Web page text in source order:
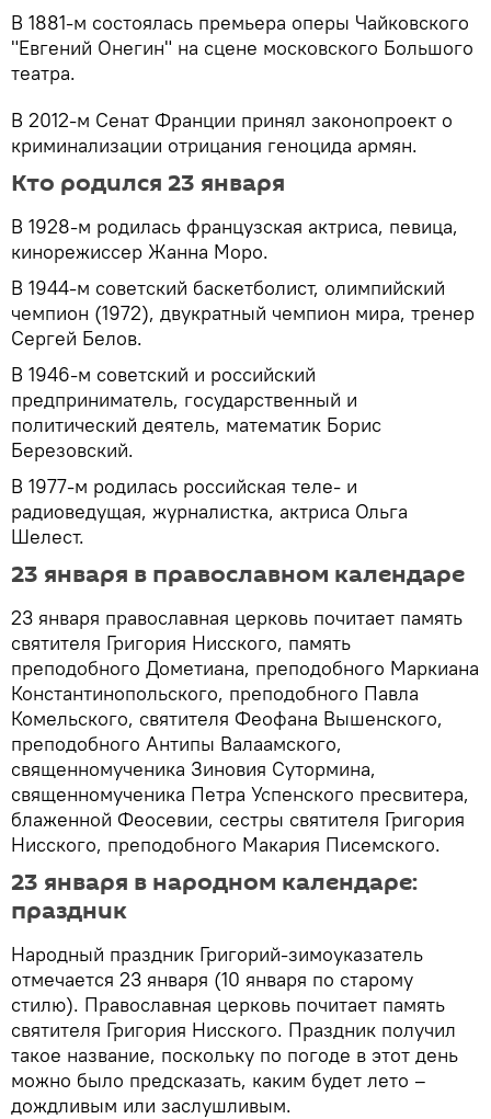
В 1881-м состоялась премьера оперы Чайковского
"Евгений Онегин" на сцене московского Большого
театра.
В 2012-м Сенат Франции принял законопроект о
криминализации отрицания геноцида армян.
Кто родился 23 января
В 1928-м родилась французская актриса, певица,
кинорежиссер Жанна Моро.
В 1944-м советский баскетболист, олимпийский
чемпион (1972), двукратный чемпион мира, тренер
Сергей Белов.
В 1946-м советский и российский
предприниматель, государственный и
политический деятель, математик Борис
Березовский.
В 1977-м родилась российская теле- и
радиоведущая, журналистка, актриса Ольга
Шелест.
23 января в православном календаре
23 января православная церковь почитает память
святителя Григория Нисского, память
преподобного Дометиана, преподобного Маркиана
Константинопольского, преподобного Павла
Комельского, святителя Феофана Вышенского,
преподобного Антипы Валаамского,
священномученика Зиновия Сутормина,
священномученика Петра Успенского пресвитера,
блаженной Феосевии, сестры святителя Григория
Нисского, преподобного Макария Писемского.
23 января в народном календаре:
праздник
Народный праздник Григорий-зимоуказатель
отмечается 23 января (10 января по старому
стилю). Православная церковь почитает память
святителя Григория Нисского. Праздник получил
такое название, поскольку по погоде в этот день
можно было предсказать, каким будет лето –
дождливым или заслушливым.